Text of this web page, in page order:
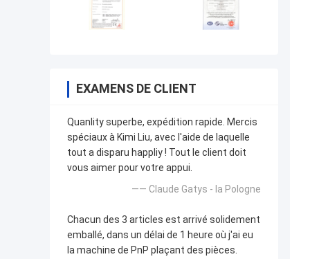
EXAMENS DE CLIENT
Quanlity superbe, expédition rapide. Mercis
spéciaux à Kimi Liu, avec l'aide de laquelle
tout a disparu happliy ! Tout le client doit
vous aimer pour votre appui.
—— Claude Gatys - la Pologne
Chacun des 3 articles est arrivé solidement
emballé, dans un délai de 1 heure où j'ai eu
la machine de PnP plaçant des pièces.